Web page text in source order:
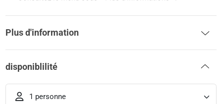
Plus d'information
disponiblilité
1 personne